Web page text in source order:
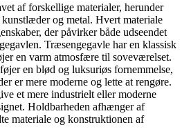
af forskellige materialer, herunder
og metal. Hvert materiale
der påvirker både udseendet
Træsengegavle har en klassisk
en varm atmosfære til soveværelset.
en blød og luksuriøs fornemmelse,
er mere moderne og lette at rengøre.
et mere industrielt eller moderne
Holdbarheden afhænger af
materiale og konstruktionen af